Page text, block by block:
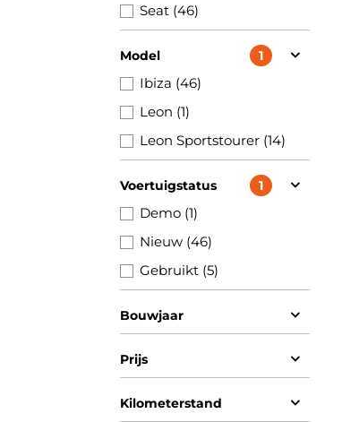
Seat (46)
Model 1
Ibiza (46)
Leon (1)
Leon Sportstourer (14)
Voertuigstatus 1
Demo (1)
Nieuw (46)
Gebruikt (5)
Bouwjaar
Prijs
Kilometerstand